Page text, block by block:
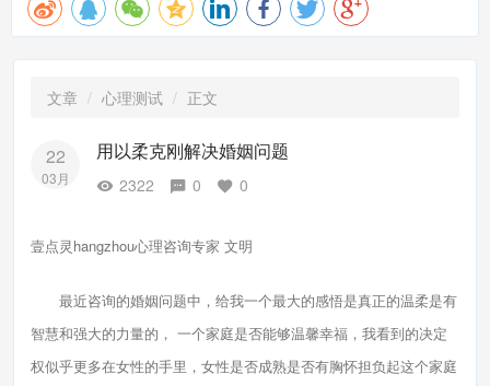
文章 心理测试 正文
22
03月
用以柔克刚解决婚姻问题
2322 0 0
壹点灵hangzhou心理咨询专家 文明
最近咨询的婚姻问题中，给我一个最大的感悟是真正的温柔是有
智慧和强大的力量的， 一个家庭是否能够温馨幸福，我看到的决定
权似乎更多在女性的手里，女性是否成熟是否有胸怀担负起这个家庭